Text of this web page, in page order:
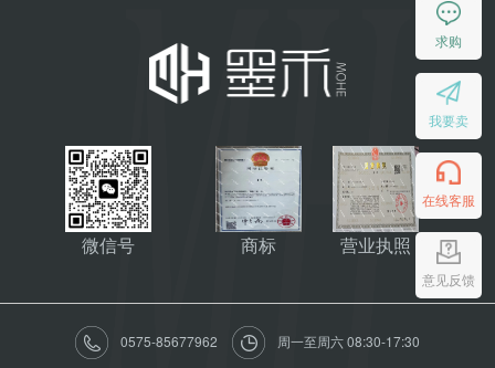
求购
我要卖
在线客服
意见反馈
0575-85677962 周一至周六 08:30-17:30
微信号 商标 营业执照